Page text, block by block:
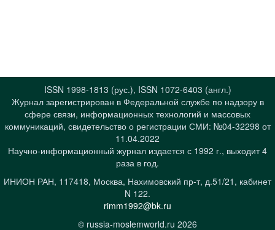
ISSN 1998-1813 (рус.), ISSN 1072-6403 (англ.)
Журнал зарегистрирован в Федеральной службе по надзору в
сфере связи, информационных технологий и массовых
коммуникаций, свидетельство о регистрации СМИ: №04-32298 от
11.04.2022
Научно-информационный журнал издается с 1992 г., выходит 4
раза в год.
ИНИОН РАН, 117418, Москва, Нахимовский пр-т, д.51/21, кабинет
N 122.
rimm1992@bk.ru
© russia-moslemworld.ru 2026